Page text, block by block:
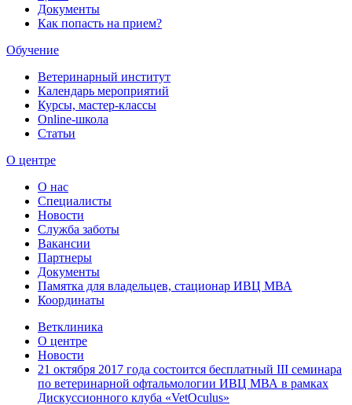
Документы
Как попасть на прием?
Обучение
Ветеринарный институт
Календарь мероприятий
Курсы, мастер-классы
Online-школа
Статьи
О центре
О нас
Специалисты
Новости
Служба заботы
Вакансии
Партнеры
Документы
Памятка для владельцев, стационар ИВЦ МВА
Координаты
Ветклиника
О центре
Новости
21 октября 2017 года состоится бесплатный III семинара
по ветеринарной офтальмологии ИВЦ МВА в рамках
Дискуссионного клуба «VetOculus»